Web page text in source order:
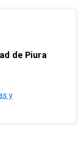
de Piura
y